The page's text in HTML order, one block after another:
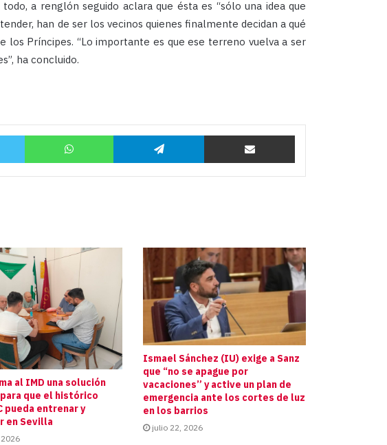
a renglón seguido aclara que ésta es “sólo una idea que
han de ser los vecinos quienes finalmente decidan a qué
los Príncipes. “Lo importante es que ese terreno vuelva a ser
ha concluido.
Twitter WhatsApp Telegram Compartir por correo
al IMD una solución
que el histórico
pueda entrenar y
en Sevilla
Ismael Sánchez (IU) exige a Sanz
que “no se apague por
vacaciones” y active un plan de
emergencia ante los cortes de luz
en los barrios
julio 22, 2026